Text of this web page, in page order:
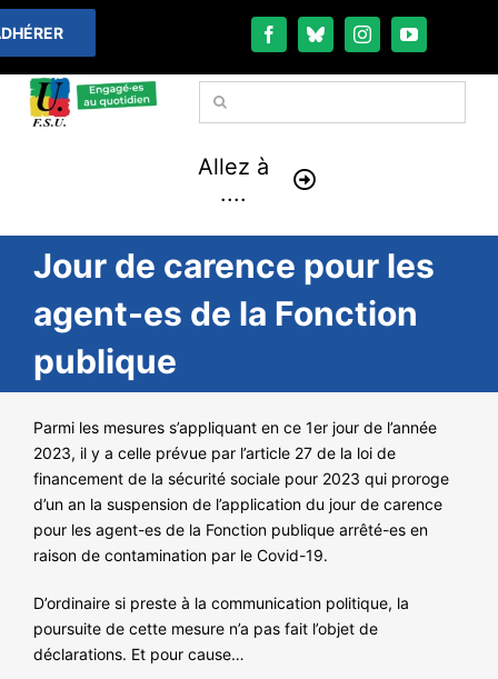
Passer
au
contenu
Rechercher:
Allez à
....
À LA UNE
THÉMATIQUES
LA VIE FÉDÉRALE
COMMUNIQUÉS
NOS ACTIONS
Jour de carence pour les
agent-es de la Fonction
publique
Parmi les mesures s’appliquant en ce 1er jour de l’année
2023, il y a celle prévue par l’article 27 de la loi de
financement de la sécurité sociale pour 2023 qui proroge
d’un an la suspension de l’application du jour de carence
pour les agent-es de la Fonction publique arrêté-es en
raison de contamination par le Covid-19.
D’ordinaire si preste à la communication politique, la
poursuite de cette mesure n’a pas fait l’objet de
déclarations. Et pour cause…